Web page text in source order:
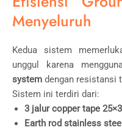
Menyeluruh
Kedua sistem
unggul karena
system dengan resistansi
Sistem ini terdiri dari:
3 jalur copper tape
Earth rod stainless steel